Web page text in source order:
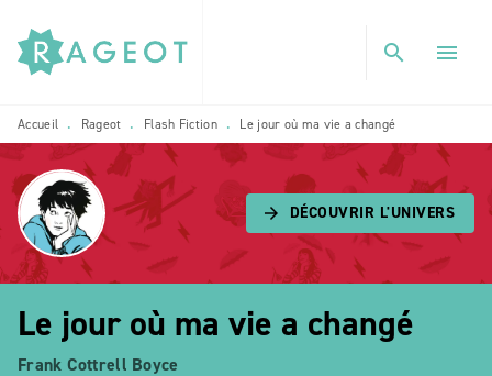
MENU RECHERCHE
PIED DE PAGE
search menu
Accueil • Rageot • Flash Fiction • Le jour où ma vie a changé
arrow_forward DÉCOUVRIR L'UNIVERS
Le jour où ma vie a changé
Frank Cottrell Boyce